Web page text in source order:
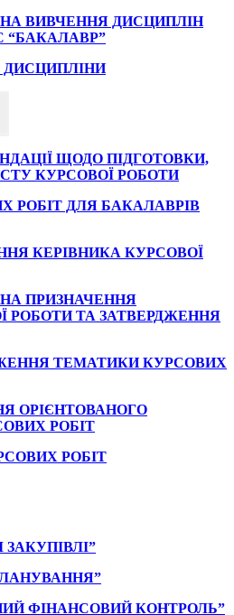
ВИВЧЕННЯ ДИСЦИПЛІН
“БАКАЛАВР”
ДИСЦИПЛІНИ
ЩОДО ПІДГОТОВКИ,
КУРСОВОЇ РОБОТИ
РОБІТ ДЛЯ БАКАЛАВРІВ
КЕРІВНИКА КУРСОВОЇ
ПРИЗНАЧЕННЯ
РОБОТИ ТА ЗАТВЕРДЖЕННЯ
ТЕМАТИКИ КУРСОВИХ
ОРІЄНТОВАНОГО
РОБІТ
РОБІТ
ФІНАНСОВИЙ КОНТРОЛЬ”